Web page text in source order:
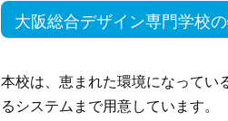
大阪総合デザイン専門学校
本校は、恵まれた環境になってい
るシステムまで用意しています。